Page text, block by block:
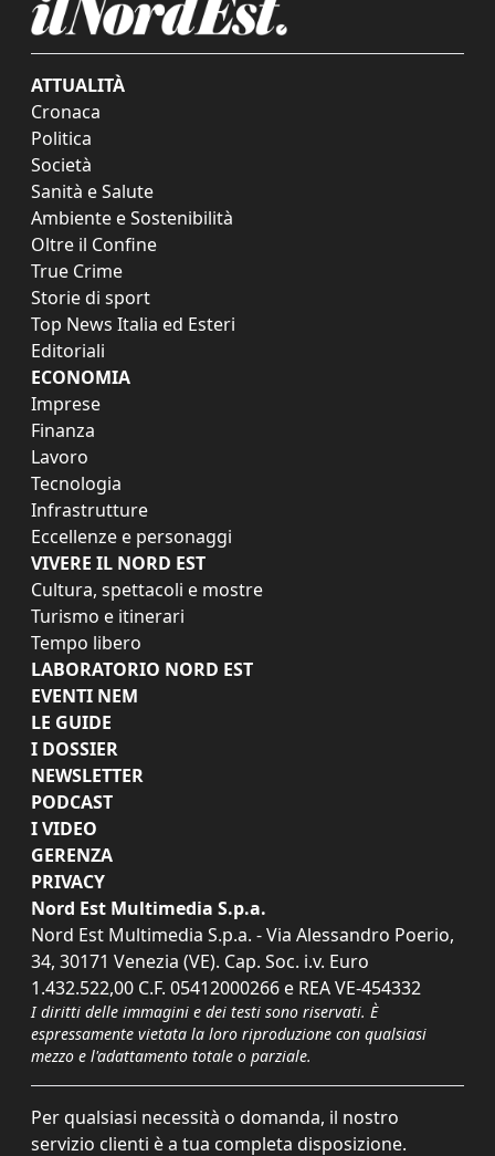
ATTUALITÀ
Cronaca
Politica
Società
Sanità e Salute
Ambiente e Sostenibilità
Oltre il Confine
True Crime
Storie di sport
Top News Italia ed Esteri
Editoriali
ECONOMIA
Imprese
Finanza
Lavoro
Tecnologia
Infrastrutture
Eccellenze e personaggi
VIVERE IL NORD EST
Cultura, spettacoli e mostre
Turismo e itinerari
Tempo libero
LABORATORIO NORD EST
EVENTI NEM
LE GUIDE
I DOSSIER
NEWSLETTER
PODCAST
I VIDEO
GERENZA
PRIVACY
Nord Est Multimedia S.p.a.
Nord Est Multimedia S.p.a. - Via Alessandro Poerio,
34, 30171 Venezia (VE). Cap. Soc. i.v. Euro
1.432.522,00 C.F. 05412000266 e REA VE-454332
I diritti delle immagini e dei testi sono riservati. È
espressamente vietata la loro riproduzione con qualsiasi
mezzo e l'adattamento totale o parziale.
Per qualsiasi necessità o domanda, il nostro
servizio clienti è a tua completa disposizione.